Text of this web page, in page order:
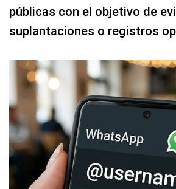
públicas con el objetivo de
suplantaciones o registros